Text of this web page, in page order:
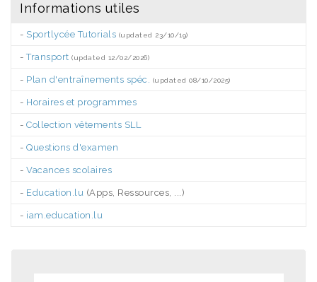
Informations utiles
- Sportlycée Tutorials (updated 23/10/19)
-Transport (updated 12/02/2026)
- Plan d'entraînements spéc. (updated 08/10/2025)
- Horaires et programmes
- Collection vêtements SLL
- Questions d'examen
- Vacances scolaires
- Education.lu (Apps, Ressources, ...)
- iam.education.lu